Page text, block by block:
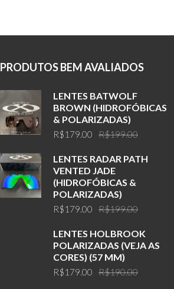
PRODUTOS BEM AVALIADOS
LENTES BATWOLF
BROWN (HIDROFÓBICAS
& POLARIZADAS)
R$199.00Original
was:
R$179.00
Current
is:
LENTES RADAR PATH
VENTED JADE
(HIDROFÓBICAS &
POLARIZADAS)
R$199.00Original
was:
R$199.00.
R$179.00
Current
is:
R$179.00.
LENTES HOLBROOK
POLARIZADAS (VEJA AS
CORES) (57 MM)
R$190.00Original
R$179.00
Current